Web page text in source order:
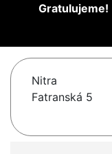
Gratulujeme!
Nitra
Fatranská 5